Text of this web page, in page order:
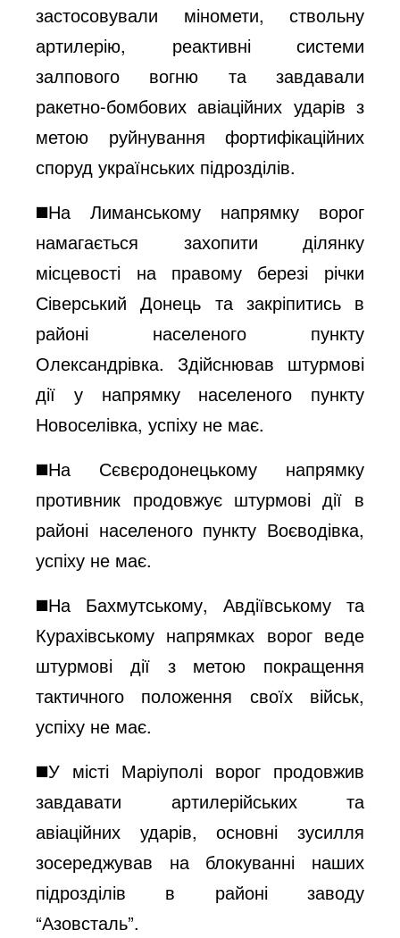
застосовували міномети, ствольну
артилерію, реактивні системи
залпового вогню та завдавали
ракетно-бомбових авіаційних ударів з
метою руйнування фортифікаційних
споруд українських підрозділів.
◼️На Лиманському напрямку ворог
намагається захопити ділянку
місцевості на правому березі річки
Сіверський Донець та закріпитись в
районі населеного пункту
Олександрівка. Здійснював штурмові
дії у напрямку населеного пункту
Новоселівка, успіху не має.
◼️На Сєвєродонецькому напрямку
противник продовжує штурмові дії в
районі населеного пункту Воєводівка,
успіху не має.
◼️На Бахмутському, Авдіївському та
Курахівському напрямках ворог веде
штурмові дії з метою покращення
тактичного положення своїх військ,
успіху не має.
◼️У місті Маріуполі ворог продовжив
завдавати артилерійських та
авіаційних ударів, основні зусилля
зосереджував на блокуванні наших
підрозділів в районі заводу
“Азовсталь”.